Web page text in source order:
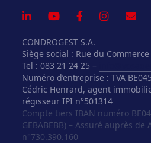
CONDROGEST S.A.
Siège social : Rue du
Tel : 083 21 24 25 –
Numéro d’entreprise : TVA
Cédric Henrard, agent
régisseur IPI n°501314
Compte tiers IBAN numéro
GEBABEBB) – Assuré auprès de
n°730.390.160